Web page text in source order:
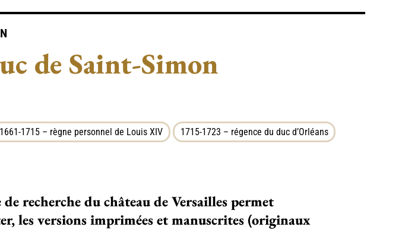
de Saint-Simon
1661-1715 – règne personnel de Louis XIV 1715-1723 – régence du duc d’Orléans
recherche du château de Versailles permet
les versions imprimées et manuscrites (originaux